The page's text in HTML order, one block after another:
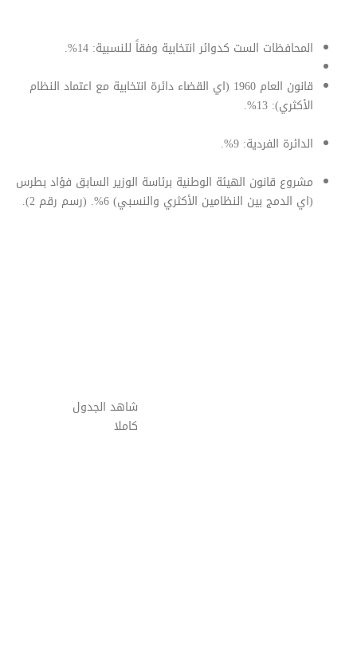
المحافظات الست كدوائر انتخابية وفقاً للنسبية: 14%.
قانون العام 1960 (اي القضاء دائرة انتخابية مع اعتماد النظام
الأكثري): 13%.
الدائرة الفردية: 9%.
مشروع قانون الهيئة الوطنية برئاسة الوزير السابق فؤاد بطرس
(اي الدمج بين النظامين الأكثري والنسبي) 6%. (رسم رقم 2).
شاهد الجدول
كاملا